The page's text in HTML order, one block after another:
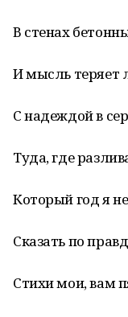
В стенах
И мысль теряет
С надеждой в
Туда, где
Который год я
Сказать по
Стихи мои, вам